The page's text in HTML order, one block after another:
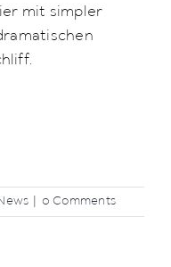
mit simpler
0 Comments